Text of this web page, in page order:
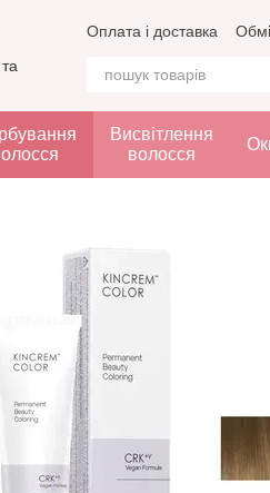
Оплата і доставка
Висвітлення
волосся